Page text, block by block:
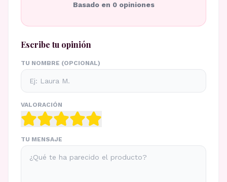
Basado en 0opiniones
Escribe tu opinión
TU NOMBRE (OPCIONAL)
VALORACIÓN
TU MENSAJE